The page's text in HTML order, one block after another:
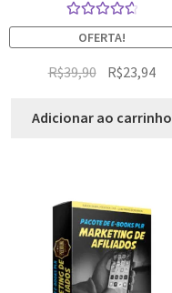
Avaliação
4.75de 5
OFERTA!
R$39,90 R$23,94
Adicionar ao carrinho